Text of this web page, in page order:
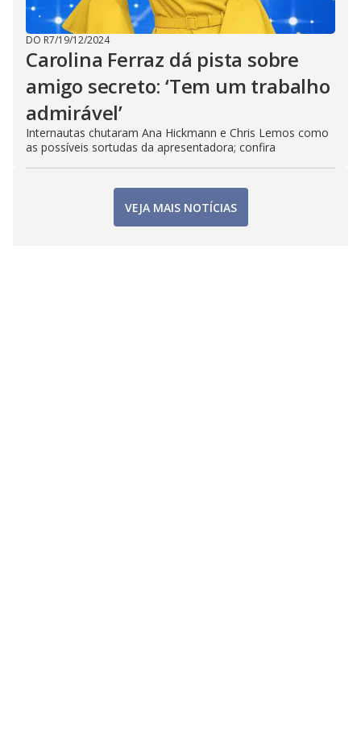
DO R7/19/12/2024
Carolina Ferraz dá pista sobre
amigo secreto: ‘Tem um trabalho
admirável’
Internautas chutaram Ana Hickmann e Chris Lemos como
as possíveis sortudas da apresentadora; confira
VEJA MAIS NOTÍCIAS